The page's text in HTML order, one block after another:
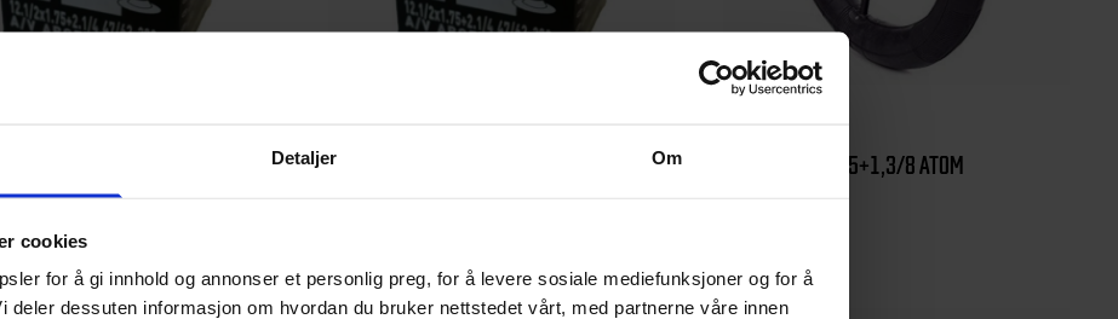
Detaljer Om
cookies
for å gi innhold og annonser et personlig preg, for å levere sosiale mediefunksjoner og for å
deler dessuten informasjon om hvordan du bruker nettstedet vårt, med partnerne våre innen
Bilventil
SLANGE 12″ BILVENTIL
SLANGE 16X1,75+1,3/8 ATOM